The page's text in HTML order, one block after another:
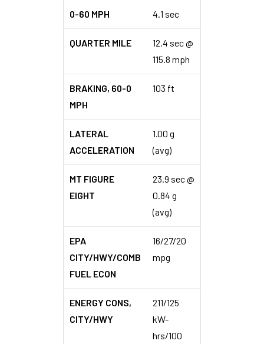
0-60 MPH 4.1 sec
QUARTER MILE
12.4 sec @
115.8 mph
BRAKING, 60-0
MPH
103 ft
LATERAL
ACCELERATION
1.00 g
(avg)
MT FIGURE
EIGHT
23.9 sec @
0.84 g
(avg)
EPA
CITY/HWY/COMB
FUEL ECON
16/27/20
mpg
ENERGY CONS,
CITY/HWY
211/125
kW-
hrs/100